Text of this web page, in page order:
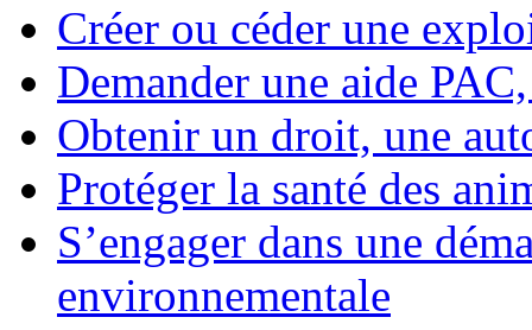
Créer ou céder une
Demander une aide
Obtenir un droit, une
Protéger la santé des
S’engager dans une
environnementale